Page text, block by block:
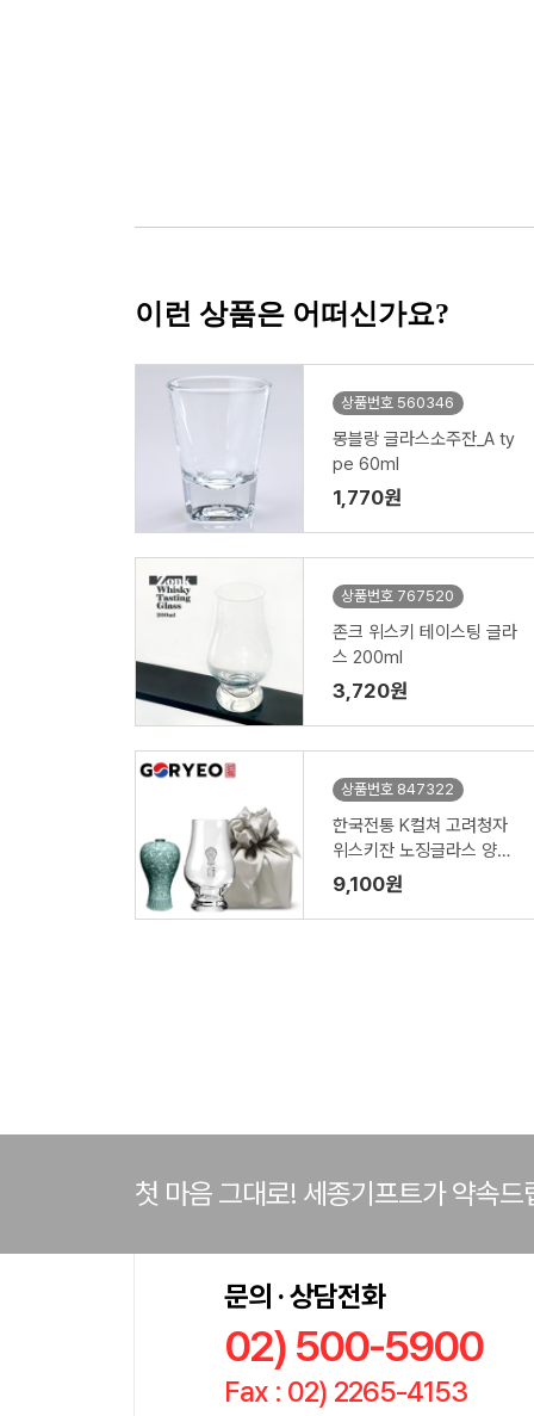
이런 상품은 어떠신가요?
상품번호 560346
몽블랑 글라스소주잔_A ty
pe 60ml
1,770원
상품번호 767520
존크 위스키 테이스팅 글라
스 200ml
3,720원
상품번호 847322
한국전통 K컬쳐 고려청자
위스키잔 노징글라스 양주
니트잔 170ml (보자기 포
장)
9,100원
첫 마음 그대로! 세종기프트가 약속드
문의 · 상담전화
02) 500-5900
Fax : 02) 2265-4153